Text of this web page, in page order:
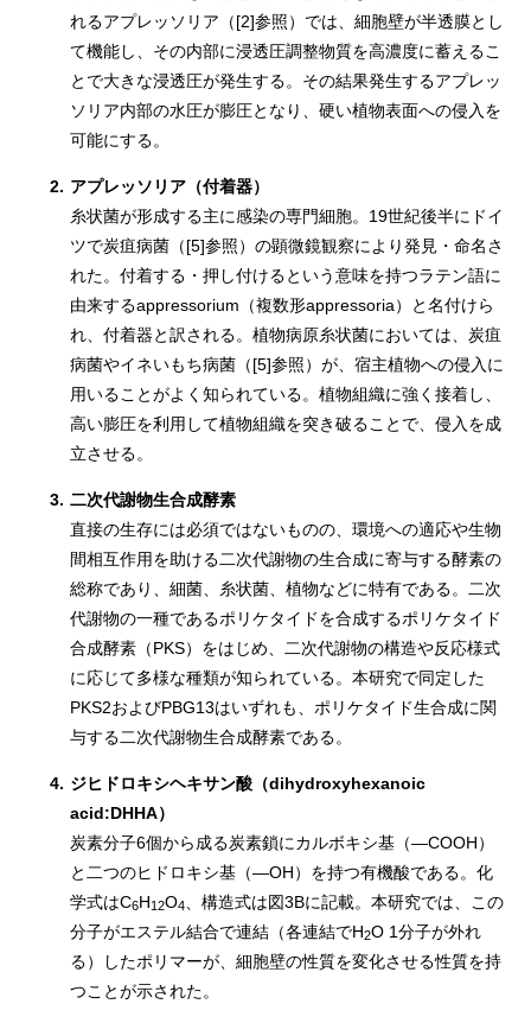
れるアプレッソリア（[2]参照）では、細胞壁が半透膜とし
て機能し、その内部に浸透圧調整物質を高濃度に蓄えるこ
とで大きな浸透圧が発生する。その結果発生するアプレッ
ソリア内部の水圧が膨圧となり、硬い植物表面への侵入を
可能にする。
2. アプレッソリア（付着器）
糸状菌が形成する主に感染の専門細胞。19世紀後半にドイ
ツで炭疽病菌（[5]参照）の顕微鏡観察により発見・命名さ
れた。付着する・押し付けるという意味を持つラテン語に
由来するappressorium（複数形appressoria）と名付けら
れ、付着器と訳される。植物病原糸状菌においては、炭疽
病菌やイネいもち病菌（[5]参照）が、宿主植物への侵入に
用いることがよく知られている。植物組織に強く接着し、
高い膨圧を利用して植物組織を突き破ることで、侵入を成
立させる。
3. 二次代謝物生合成酵素
直接の生存には必須ではないものの、環境への適応や生物
間相互作用を助ける二次代謝物の生合成に寄与する酵素の
総称であり、細菌、糸状菌、植物などに特有である。二次
代謝物の一種であるポリケタイドを合成するポリケタイド
合成酵素（PKS）をはじめ、二次代謝物の構造や反応様式
に応じて多様な種類が知られている。本研究で同定した
PKS2およびPBG13はいずれも、ポリケタイド生合成に関
与する二次代謝物生合成酵素である。
4. ジヒドロキシヘキサン酸（dihydroxyhexanoic
acid:DHHA）
炭素分子6個から成る炭素鎖にカルボキシ基（―COOH）
と二つのヒドロキシ基（―OH）を持つ有機酸である。化
学式はC6H12O4
、構造式は図3Bに記載。本研究では、この
分子がエステル結合で連結（各連結でH2O 1分子が外れ
る）したポリマーが、細胞壁の性質を変化させる性質を持
つことが示された。